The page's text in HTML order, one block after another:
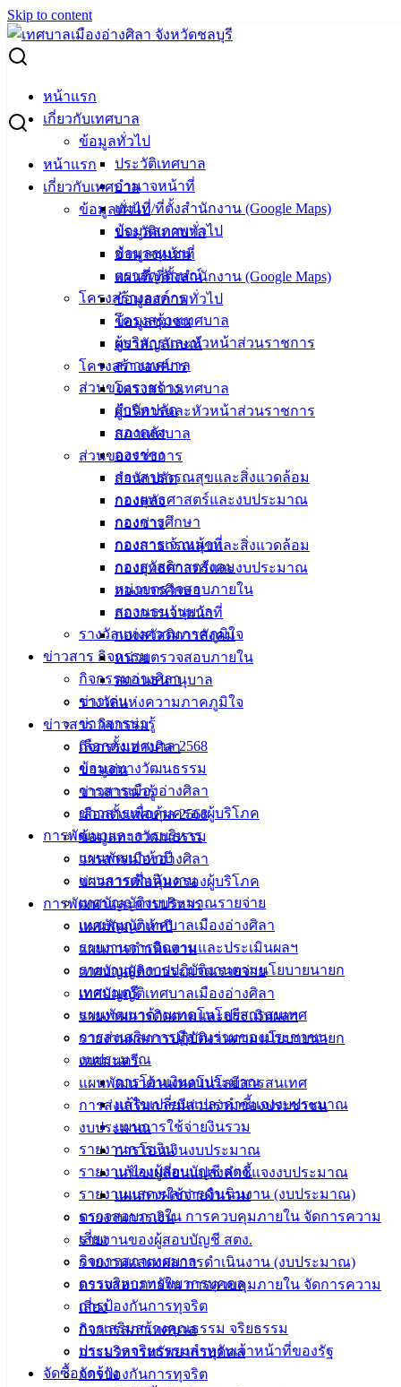
Skip to content
หน้าแรก
เกี่ยวกับเทศบาล
ข้อมูลทั่วไป
ประวัติเทศบาล
อำนาจหน้าที่
แผนที่/ที่ตั้งสำนักงาน (Google Maps)
ข้อมูลสภาพทั่วไป
ข้อมูลชุมชน
ตราสัญลักษณ์
โครงสร้างองค์กร
โครงสร้างเทศบาล
ผู้บริหารและหัวหน้าส่วนราชการ
สภาเทศบาล
ส่วนของราชการ
สำนักปลัด
กองคลัง
กองช่าง
กองสาธารณสุขและสิ่งแวดล้อม
กองยุทธศาสตร์และงบประมาณ
กองการศึกษา
กองการเจ้าหน้าที่
กองสวัสดิการสังคม
หน่วยตรวจสอบภายใน
สถานธนานุบาล
รางวัลแห่งความภาคภูมิใจ
ข่าวสาร กิจกรรม
กิจกรรมอ่างศิลา
ข่าวเด่น
ข่าวสารน่ารู้
เลือกตั้งเทศบาล 2568
ข้อมูลทางวัฒนธรรม
วารสารเมืองอ่างศิลา
ข่าวสารเพื่อคุ้มครองผู้บริโภค
การพัฒนาและการบริหาร
แผนพัฒนาห้าปี
แผนการดำเนินงาน
เทศบัญญัติงบประมาณรายจ่าย
เทศบัญญัติเทศบาลเมืองอ่างศิลา
รายงานการติดตามและประเมินผลฯ
รายงานผลการปฏิบัติงานตามนโยบายนายก
เทศมนตรี
แผนพัฒนาด้านเทคโนโลยีสารสนเทศ
การส่งเสริมการมีส่วนร่วมของประชาชน
งบประมาณ
การโอนเงินงบประมาณ
แก้ไขเปลี่ยนแปลงคำชี้แจงงบประมาณ
แผนการใช้จ่ายงินรวม
รายงานการเงิน
รายงานของผู้สอบบัญชี สตง.
รายงานแสดงผลการดำเนินงาน (งบประมาณ)
ตรวจสอบภายใน การควบคุมภายใน จัดการความ
เสี่ยง
กิจการสภาเทศบาล
การบริหารทรัพยากรบุคคล
การป้องกันการทุจริต
การเสริมสร้างคุณธรรม จริยธรรม
ประมวลจริยธรรมสำหรับเจ้าหน้าที่ของรัฐ
จัดซื้อจัดจ้าง
หน้าแรก
เกี่ยวกับเทศบาล
ข้อมูลทั่วไป
ประวัติเทศบาล
อำนาจหน้าที่
แผนที่/ที่ตั้งสำนักงาน (Google Maps)
ข้อมูลสภาพทั่วไป
ข้อมูลชุมชน
ตราสัญลักษณ์
โครงสร้างองค์กร
โครงสร้างเทศบาล
ผู้บริหารและหัวหน้าส่วนราชการ
สภาเทศบาล
ส่วนของราชการ
สำนักปลัด
กองคลัง
กองช่าง
กองสาธารณสุขและสิ่งแวดล้อม
กองยุทธศาสตร์และงบประมาณ
กองการศึกษา
กองการเจ้าหน้าที่
กองสวัสดิการสังคม
หน่วยตรวจสอบภายใน
สถานธนานุบาล
รางวัลแห่งความภาคภูมิใจ
ข่าวสาร กิจกรรม
กิจกรรมอ่างศิลา
ข่าวเด่น
ข่าวสารน่ารู้
เลือกตั้งเทศบาล 2568
ข้อมูลทางวัฒนธรรม
วารสารเมืองอ่างศิลา
ข่าวสารเพื่อคุ้มครองผู้บริโภค
การพัฒนาและการบริหาร
แผนพัฒนาห้าปี
แผนการดำเนินงาน
เทศบัญญัติงบประมาณรายจ่าย
เทศบัญญัติเทศบาลเมืองอ่างศิลา
รายงานการติดตามและประเมินผลฯ
รายงานผลการปฏิบัติงานตามนโยบายนายก
เทศมนตรี
แผนพัฒนาด้านเทคโนโลยีสารสนเทศ
การส่งเสริมการมีส่วนร่วมของประชาชน
งบประมาณ
การโอนเงินงบประมาณ
แก้ไขเปลี่ยนแปลงคำชี้แจงงบประมาณ
แผนการใช้จ่ายงินรวม
รายงานการเงิน
รายงานของผู้สอบบัญชี สตง.
รายงานแสดงผลการดำเนินงาน (งบประมาณ)
ตรวจสอบภายใน การควบคุมภายใน จัดการความ
เสี่ยง
กิจการสภาเทศบาล
การบริหารทรัพยากรบุคคล
การป้องกันการทุจริต
Search for:
ผู้ชนะการเสนอราคา ซ่อมรถยนต์ส่วนกลาง ทะเบียน ขม 7839
ชลบุรี
ผู้ชนะการเสนอราคา ซ่อมรถยนต์ส่วน
กลาง ทะเบียน ขม 7839 ชลบุรี
กรกฎาคม 9, 2025 กรกฎาคม 14, 2025
ประกาศผู้ชนะ
ประกาศผู้ชนะจ้างซ่อมรถยนต์ทะเบียน-ขม-7839-ชล
เทศบาล
เมืองอ่าง
สำนักงาน
เทศบาลเมือง
อ่างศิลา 90/338
ม.3 ต.เสม็ด
อ.เมือง จ.ชลบุรี
038-
142-100-104
บริการ
ประชาชน
ดาวน์โหลด
ฟอร์ม,